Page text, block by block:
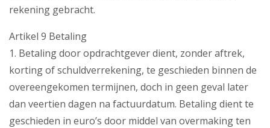
rekening gebracht.
Artikel 9 Betaling
1. Betaling door opdrachtgever dient, zonder aftrek,
korting of schuldverrekening, te geschieden binnen de
overeengekomen termijnen, doch in geen geval later
dan veertien dagen na factuurdatum. Betaling dient te
geschieden in euro’s door middel van overmaking ten